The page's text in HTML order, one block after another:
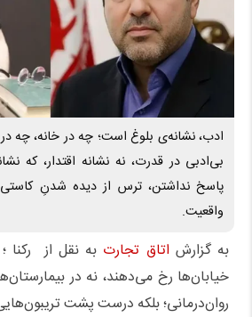
ادب، نشانه‌ی بلوغ است؛ چه در خانه، چه در
بی‌ادبی در قدرت، نه نشانه اقتدار، که
پاسخ نداشتن، ترس از دیده شدنِ
واقعیت.
به گزارش اتاق تجارت به نقل از رکنا
خیابان‌ها رخ می‌دهند، نه در
روان‌درمانی؛ بلکه درست پشت